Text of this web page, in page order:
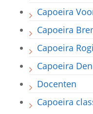
Capoeira
Capoeira
Capoeira
Capoeira
Docenten
Capoeira